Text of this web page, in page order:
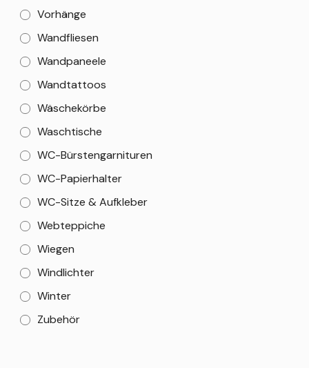
Vorhänge
Wandfliesen
Wandpaneele
Wandtattoos
Wäschekörbe
Waschtische
WC-Bürstengarnituren
WC-Papierhalter
WC-Sitze & Aufkleber
Webteppiche
Wiegen
Windlichter
Winter
Zubehör